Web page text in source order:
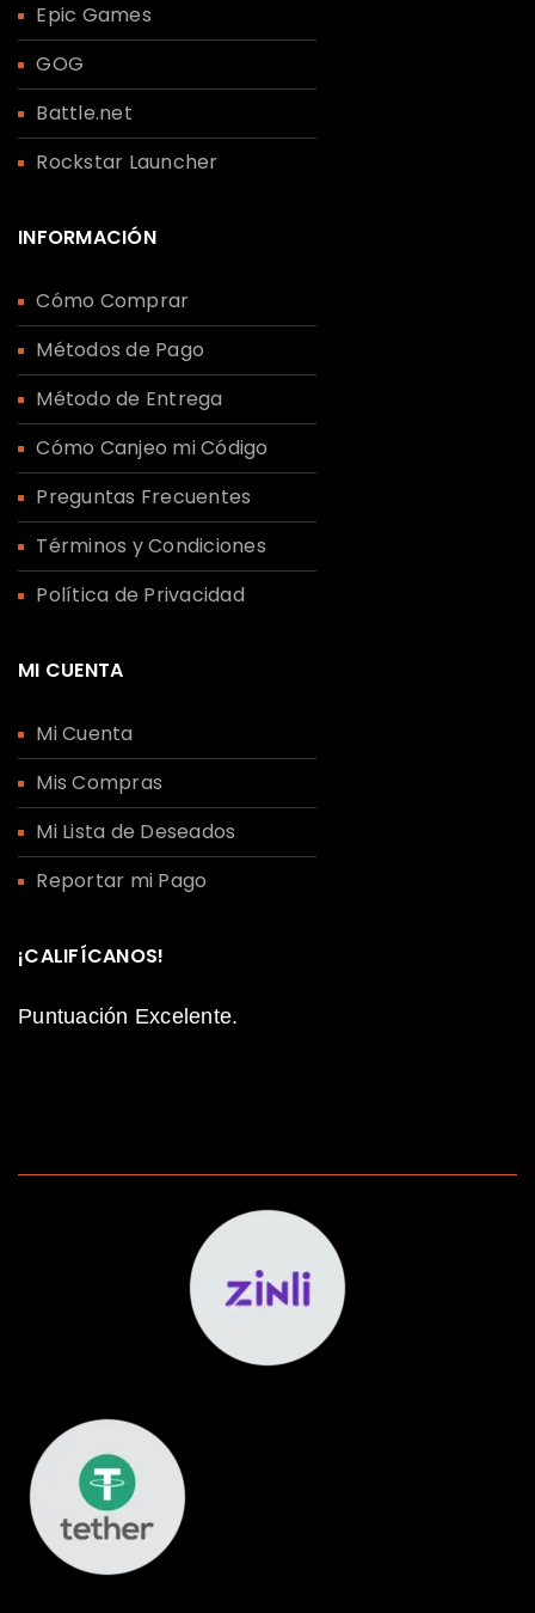
Epic Games
GOG
Battle.net
Rockstar Launcher
INFORMACIÓN
Cómo Comprar
Métodos de Pago
Método de Entrega
Cómo Canjeo mi Código
Preguntas Frecuentes
Términos y Condiciones
Política de Privacidad
MI CUENTA
Mi Cuenta
Mis Compras
Mi Lista de Deseados
Reportar mi Pago
¡CALIFÍCANOS!
Puntuación Excelente.